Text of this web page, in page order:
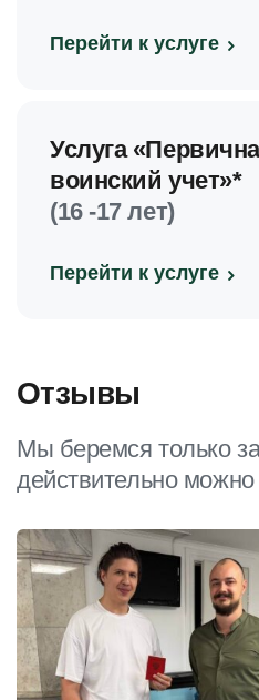
Перейти к услуге
Услуга
воинский учет»*
(16 -17 лет)
Перейти к услуге
Отзывы
Мы беремся только
действительно